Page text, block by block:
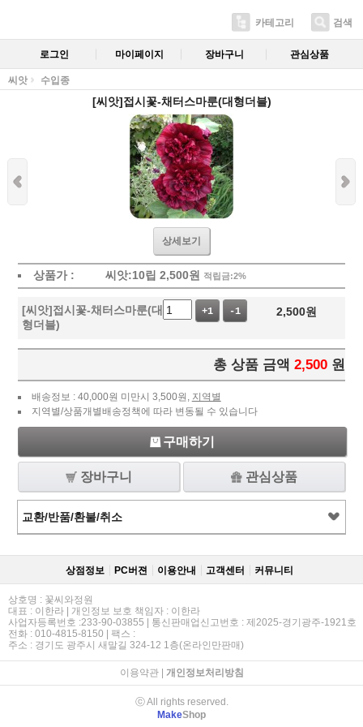
카테고리 검색
로그인 마이페이지 장바구니 관심상품
씨앗 수입종
[씨앗]접시꽃-채터스마룬(대형더블)
상세보기
상품가 : 씨앗:10립 2,500원 적립금:2%
[씨앗]접시꽃-채터스마룬(대
형더블)
+1 -1 2,500원
총 상품 금액 2,500 원
배송정보 : 40,000원 미만시 3,500원, 지역별
지역별/상품개별배송정책에 따라 변동될 수 있습니다
구매하기
장바구니 관심상품
교환/반품/환불/취소
상점정보 PC버젼 이용안내 고객센터 커뮤니티
상호명 : 꽃씨와정원
대표 : 이한라 | 개인정보 보호 책임자 : 이한라
사업자등록번호 :233-90-03855 | 통신판매업신고번호 : 제2025-경기광주-1921호
전화 : 010-4815-8150 | 팩스 :
주소 : 경기도 광주시 새말길 324-12 1층(온라인만판매)
이용약관| 개인정보처리방침
ⓒ All rights reserved.
MakeShop